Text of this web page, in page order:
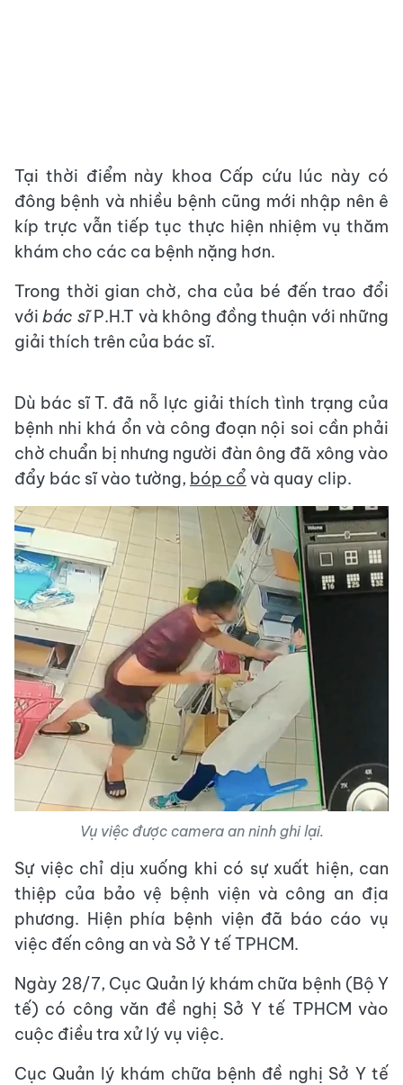
Tại thời điểm này khoa Cấp cứu lúc này có
đông bệnh và nhiều bệnh cũng mới nhập nên ê
kíp trực vẫn tiếp tục thực hiện nhiệm vụ thăm
khám cho các ca bệnh nặng hơn.
Trong thời gian chờ, cha của bé đến trao đổi
vớibác sĩP.H.T và không đồng thuận với những
giải thích trên của bác sĩ.
Dù bác sĩ T. đã nỗ lực giải thích tình trạng của
bệnh nhi khá ổn và công đoạn nội soi cần phải
chờ chuẩn bị nhưng người đàn ông đã xông vào
đẩy bác sĩ vào tường, bóp cổ và quay clip.
Vụ việc được camera an ninh ghi lại.
Sự việc chỉ dịu xuống khi có sự xuất hiện, can
thiệp của bảo vệ bệnh viện và công an địa
phương. Hiện phía bệnh viện đã báo cáo vụ
việc đến công an và Sở Y tế TPHCM.
Ngày 28/7, Cục Quản lý khám chữa bệnh (Bộ Y
tế) có công văn đề nghị Sở Y tế TPHCM vào
cuộc điều tra xử lý vụ việc.
Cục Quản lý khám chữa bệnh đề nghị Sở Y tế